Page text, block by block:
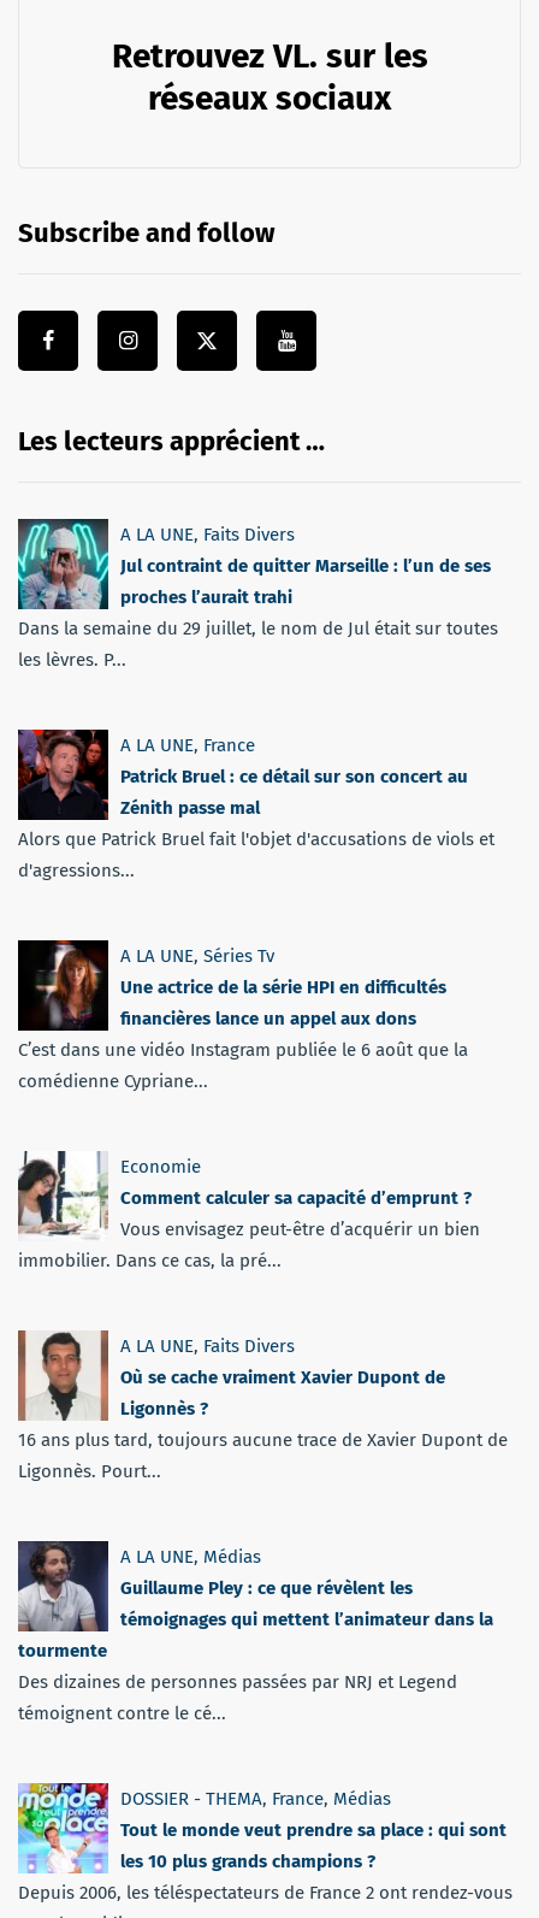
Retrouvez VL. sur les
réseaux sociaux
Subscribe and follow
Les lecteurs apprécient …
A LA UNE, Faits Divers
Jul contraint de quitter Marseille : l’un de ses
proches l’aurait trahi
Dans la semaine du 29 juillet, le nom de Jul était sur toutes
les lèvres. P...
A LA UNE, France
Patrick Bruel : ce détail sur son concert au
Zénith passe mal
Alors que Patrick Bruel fait l'objet d'accusations de viols et
d'agressions...
A LA UNE, Séries Tv
Une actrice de la série HPI en difficultés
financières lance un appel aux dons
C’est dans une vidéo Instagram publiée le 6 août que la
comédienne Cypriane...
Economie
Comment calculer sa capacité d’emprunt ?
Vous envisagez peut-être d’acquérir un bien
immobilier. Dans ce cas, la pré...
A LA UNE, Faits Divers
Où se cache vraiment Xavier Dupont de
Ligonnès ?
16 ans plus tard, toujours aucune trace de Xavier Dupont de
Ligonnès. Pourt...
A LA UNE, Médias
Guillaume Pley : ce que révèlent les
témoignages qui mettent l’animateur dans la
tourmente
Des dizaines de personnes passées par NRJ et Legend
témoignent contre le cé...
DOSSIER - THEMA, France, Médias
Tout le monde veut prendre sa place : qui sont
les 10 plus grands champions ?
Depuis 2006, les téléspectateurs de France 2 ont rendez-vous